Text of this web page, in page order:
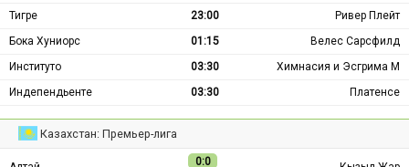
Тигре
23:00
Ривер Плейт
Бока Хуниорс
01:15
Велес Сарсфилд
Институто
03:30
Химнасия и Эсгрима М
Индепендьенте
03:30 Платенсе
Казахстан: Премьер-лига
0:0